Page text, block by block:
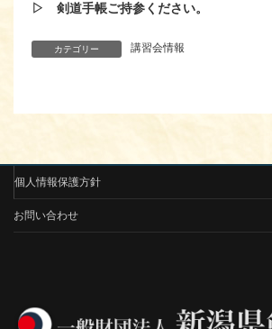
▷ 剣道手帳ご持参ください。
カテゴリー 講習会情報
個人情報保護方針
お問い合わせ